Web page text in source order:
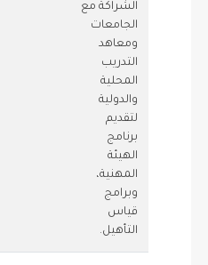
الشراكة مع
الجامعات
ومعاهد
التدريب
المحلية
والدولية
لتقديم
برنامج
الهيئة
المهنية،
وبرامج
قياس
التأهيل.